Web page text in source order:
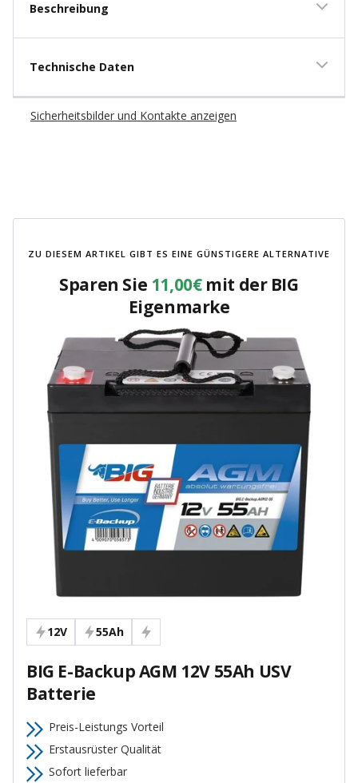
Beschreibung
Technische Daten
Sicherheitsbilder und Kontakte anzeigen
ZU DIESEM ARTIKEL GIBT ES EINE GÜNSTIGERE ALTERNATIVE
Sparen Sie 11,00€mit der BIG
Eigenmarke
12V 55Ah
BIG E-Backup AGM 12V 55Ah USV
Batterie
Preis-Leistungs Vorteil
Erstausrüster Qualität
Sofort lieferbar